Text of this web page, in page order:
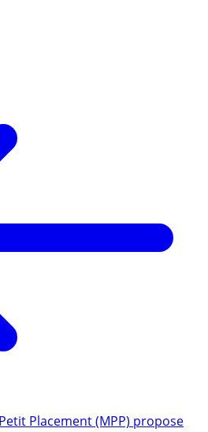
Placement (MPP) propose